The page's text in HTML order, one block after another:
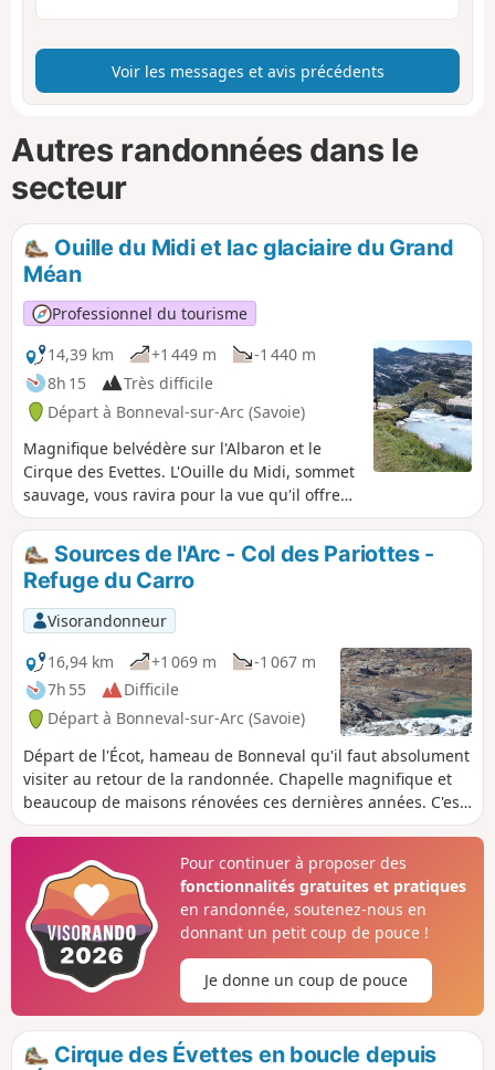
Voir les messages et avis précédents
Autres randonnées dans le
secteur
Ouille du Midi et lac glaciaire du Grand
Méan
Professionnel du tourisme
14,39 km
+1 449 m
-1 440 m
8h 15
Très difficile
Départ à Bonneval-sur-Arc (Savoie)
Magnifique belvédère sur l'Albaron et le
Cirque des Evettes. L'Ouille du Midi, sommet
sauvage, vous ravira pour la vue qu'il offre
sur nombre de sommets de Haute-
Maurienne.
Sources de l'Arc - Col des Pariottes -
Refuge du Carro
Visorandonneur
16,94 km
+1 069 m
-1 067 m
7h 55
Difficile
Départ à Bonneval-sur-Arc (Savoie)
Départ de l'Écot, hameau de Bonneval qu'il faut absolument
visiter au retour de la randonnée. Chapelle magnifique et
beaucoup de maisons rénovées ces dernières années. C'est
le village de France le plus haut habité sauf en hiver.
Pour continuer à proposer des
fonctionnalités gratuites et pratiques
en randonnée, soutenez-nous en
donnant un petit coup de pouce !
Je donne un coup de pouce
Cirque des Évettes en boucle depuis